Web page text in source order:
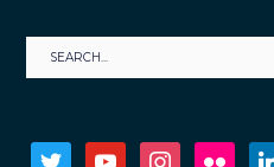
twitter youtube instagramflickr